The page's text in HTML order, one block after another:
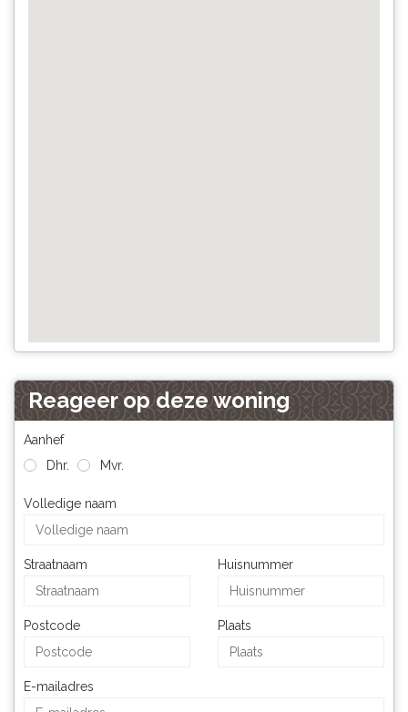
Reageer op deze woning
Aanhef
Dhr.
Mvr.
Volledige naam
Straatnaam Huisnummer
Postcode Plaats
E-mailadres